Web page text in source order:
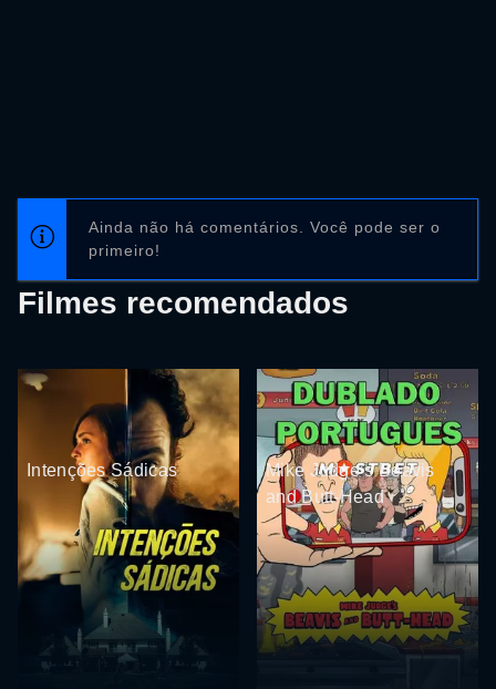
Ainda não há comentários. Você pode ser o
primeiro!
Filmes recomendados
Intenções Sádicas
Mike Judge’s Beavis
and Butt-Head